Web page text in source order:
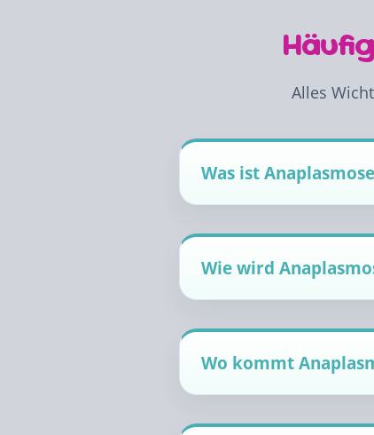
Alles
Was ist
Wie wird
Wo kommt